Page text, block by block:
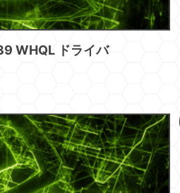
WHQL ドライバ